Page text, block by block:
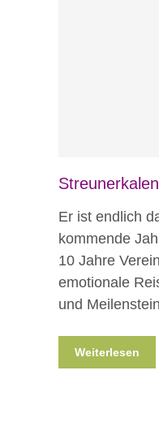
Er ist endlich
kommende
10 Jahre
emotionale
und
Weiterlesen